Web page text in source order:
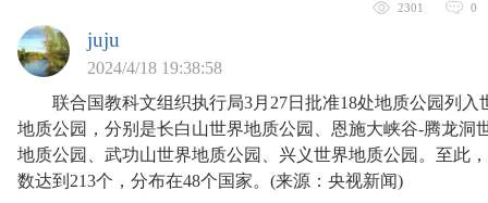
2301 0
juju
2024/4/18 19:38:58
联合国教科文组织执行局3月27日批准18处地质公园列入
地质公园，分别是长白山世界地质公园、恩施大峡谷-腾龙洞
地质公园、武功山世界地质公园、兴义世界地质公园。至此
数达到213个，分布在48个国家。(来源：央视新闻)